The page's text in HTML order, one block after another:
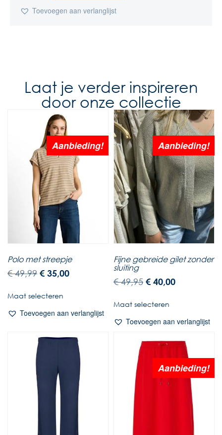
Toevoegen aan verlanglijst
Laat je verder inspireren
door onze collectie
Aanbieding!
Polo met streepje
€49,99 € 35,00
Maat selecteren
Toevoegen aan verlanglijst
Aanbieding!
Fijne gebreide gilet zonder
sluiting
€49,95 € 40,00
Maat selecteren
Toevoegen aan verlanglijst
Aanbieding!